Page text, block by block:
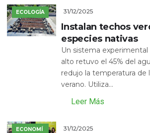
ECOLOGÍA 31/12/2025
Instalan techos
especies nativas
Un sistema
alto retuvo el 45% del
redujo la temperatura de
verano. Utiliza...
Leer Más
ECONOMÍ
31/12/2025